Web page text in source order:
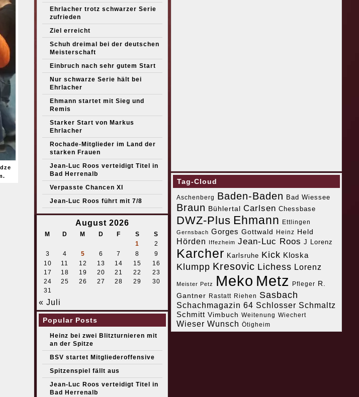
Ehrlacher trotz schwarzer Serie
zufrieden
Ziel erreicht
Schuh dreimal bei der deutschen
Meisterschaft
Einbruch nach sehr gutem Start
Nur schwarze Serie hält bei
Ehrlacher
Ehmann startet mit Sieg und
Remis
Starker Start von Markus
Ehrlacher
Rochade-Mitglieder im Land der
starken Frauen
Jean-Luc Roos verteidigt Titel in
Bad Herrenalb
Verpasste Chancen XI
Jean-Luc Roos führt mit 7/8
August 2026
M D M D F S
S
1
2
3
4 5 6 7 8
9
10
11 12 13 14 15
16
17
18 19 20 21 22
23
24
25 26 27 28 29
30
31
« Juli
Popular Posts
Heinz bei zwei Blitzturnieren mit
an der Spitze
BSV startet Mitgliederoffensive
Spitzenspiel fällt aus
Jean-Luc Roos verteidigt Titel in
Bad Herrenalb
Tag-Cloud
Aschenberg Baden-Baden Bad Wiessee
Braun Bühlertal Carlsen Chessbase
DWZ-Plus Ehmann Ettlingen
Gernsbach Gorges Gottwald Heinz Held
Hörden Iffezheim Jean-Luc Roos J Lorenz
Karcher Karlsruhe Kick Kloska
Klumpp Kresovic Lichess Lorenz
Meister Petz Meko Metz Pfleger R.
Gantner
Rastatt Riehen Sasbach
Schachmagazin 64 Schlosser Schmaltz
Schmitt Vimbuch Weitenung Wiechert
Wieser Wunsch Ötigheim